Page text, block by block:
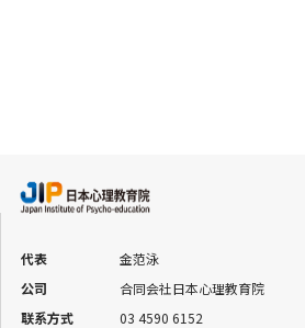
代表
金范泳
公司
合同会社日本心理教育院
联系方式
03 4590 6152